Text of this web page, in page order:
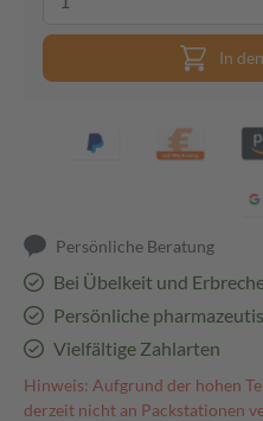
In
Persönliche Beratung
Bei Übelkeit und
Persönliche
Vielfältige Zahlarten
Hinweis: Aufgrund der hohen
derzeit nicht an Packstationen